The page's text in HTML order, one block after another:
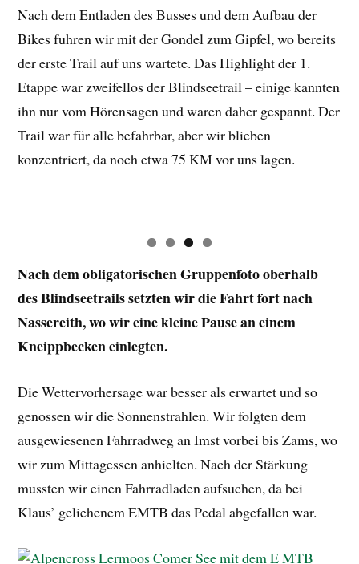
Nach dem Entladen des Busses und dem Aufbau der
Bikes fuhren wir mit der Gondel zum Gipfel, wo bereits
der erste Trail auf uns wartete. Das Highlight der 1.
Etappe war zweifellos der Blindseetrail – einige kannten
ihn nur vom Hörensagen und waren daher gespannt. Der
Trail war für alle befahrbar, aber wir blieben
konzentriert, da noch etwa 75 KM vor uns lagen.
Nach dem obligatorischen Gruppenfoto oberhalb
des Blindseetrails setzten wir die Fahrt fort nach
Nassereith, wo wir eine kleine Pause an einem
Kneippbecken einlegten.
Die Wettervorhersage war besser als erwartet und so
genossen wir die Sonnenstrahlen. Wir folgten dem
ausgewiesenen Fahrradweg an Imst vorbei bis Zams, wo
wir zum Mittagessen anhielten. Nach der Stärkung
mussten wir einen Fahrradladen aufsuchen, da bei
Klaus’ geliehenem EMTB das Pedal abgefallen war.